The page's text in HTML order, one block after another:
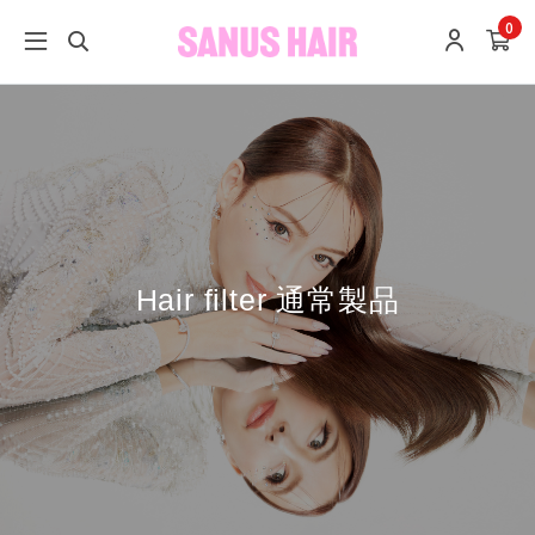
0
Hair filter 通常製品